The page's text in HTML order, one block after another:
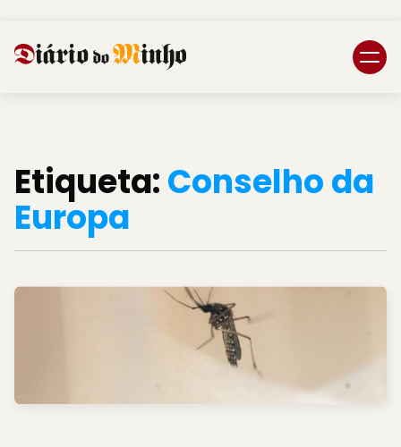
Etiqueta:Conselho da
Europa